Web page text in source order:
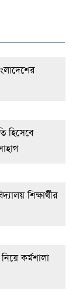
হিসেবে
শিক্ষার্থীর
কর্মশালা